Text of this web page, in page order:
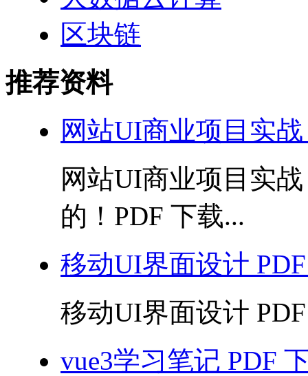
区块链
推荐资料
网站UI商业项目实
网站UI商业项目实
的！PDF 下载...
移动UI界面设计
移动UI界面设计
vue3学习笔记 PDF